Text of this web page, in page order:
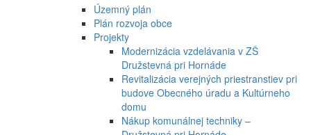
Územný plán
Plán rozvoja obce
Projekty
Modernizácia vzdelávania v ZŠ
Družstevná pri Hornáde
Revitalizácia verejných priestranstiev pri
budove Obecného úradu a Kultúrneho
domu
Nákup komunálnej techniky –